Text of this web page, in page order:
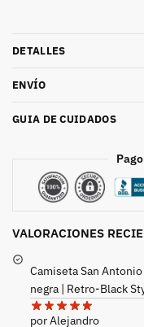
DETALLES
ENVÍO
GUIA DE CUIDADOS
VALORACIONES
Camiseta San
negra | Retro-Black
por Alejandro